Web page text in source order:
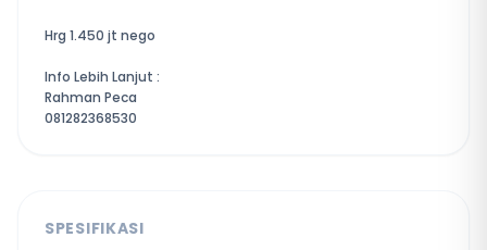
Hrg 1.450 jt nego
Info Lebih Lanjut :
Rahman Peca
081282368530
SPESIFIKASI